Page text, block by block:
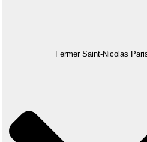
Fermer Saint-Nicolas